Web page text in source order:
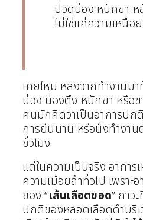
ปวดน่อง หนักขา ห
ไม่ใช่แค่ความเหนื่อ
เคยไหม หลังจากทำงานม
น่อง น่องตึง หนักขา หรือข
คนมักคิดว่าเป็นอาการปก
การยืนนาน หรือนั่งทำงาน
ชั่วโมง
แต่ในความเป็นจริง อาการ
ความเมื่อยล้าทั่วไป เพรา
ของ “เส้นเลือดขอด” ภาว
ปกติของหลอดเลือดดำบริ